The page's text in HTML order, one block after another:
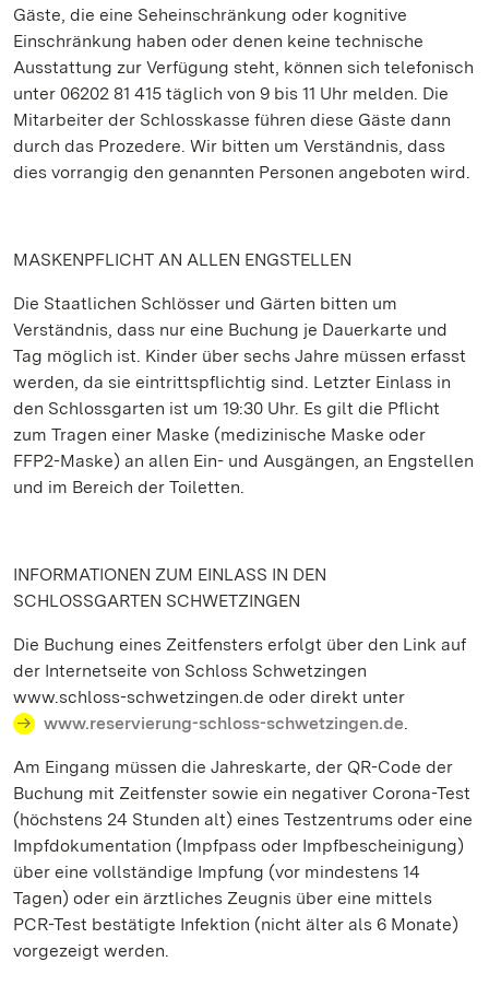
Gäste, die eine Seheinschränkung oder kognitive
Einschränkung haben oder denen keine technische
Ausstattung zur Verfügung steht, können sich telefonisch
unter 06202 81 415 täglich von 9 bis 11 Uhr melden. Die
Mitarbeiter der Schlosskasse führen diese Gäste dann
durch das Prozedere. Wir bitten um Verständnis, dass
dies vorrangig den genannten Personen angeboten wird.
MASKENPFLICHT AN ALLEN ENGSTELLEN
Die Staatlichen Schlösser und Gärten bitten um
Verständnis, dass nur eine Buchung je Dauerkarte und
Tag möglich ist. Kinder über sechs Jahre müssen erfasst
werden, da sie eintrittspflichtig sind. Letzter Einlass in
den Schlossgarten ist um 19:30 Uhr. Es gilt die Pflicht
zum Tragen einer Maske (medizinische Maske oder
FFP2-Maske) an allen Ein- und Ausgängen, an Engstellen
und im Bereich der Toiletten.
INFORMATIONEN ZUM EINLASS IN DEN
SCHLOSSGARTEN SCHWETZINGEN
Die Buchung eines Zeitfensters erfolgt über den Link auf
der Internetseite von Schloss Schwetzingen
www.schloss-schwetzingen.de oder direkt unter
www.reservierung-schloss-schwetzingen.de.
Am Eingang müssen die Jahreskarte, der QR-Code der
Buchung mit Zeitfenster sowie ein negativer Corona-Test
(höchstens 24 Stunden alt) eines Testzentrums oder eine
Impfdokumentation (Impfpass oder Impfbescheinigung)
über eine vollständige Impfung (vor mindestens 14
Tagen) oder ein ärztliches Zeugnis über eine mittels
PCR-Test bestätigte Infektion (nicht älter als 6 Monate)
vorgezeigt werden.